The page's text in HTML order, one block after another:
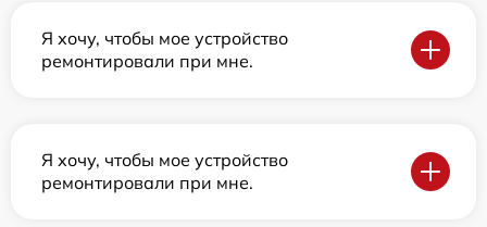
Я хочу, чтобы мое устройство
ремонтировали при мне.
Я хочу, чтобы мое устройство
ремонтировали при мне.